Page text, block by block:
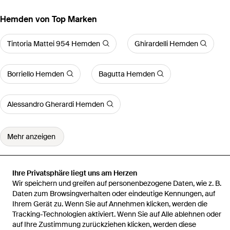
Ihre Privatsphäre liegt uns am Herzen
Wir speichern und greifen auf personenbezogene Daten, wie z. B.
Daten zum Browsingverhalten oder eindeutige Kennungen, auf
Ihrem Gerät zu. Wenn Sie auf Annehmen klicken, werden die
Tracking-Technologien aktiviert. Wenn Sie auf Alle ablehnen oder
auf Ihre Zustimmung zurückziehen klicken, werden diese
Hemden von Top Marken
Tintoria Mattei 954 Hemden Ghirardelli Hemden
Borriello Hemden Bagutta Hemden
Alessandro Gherardi Hemden
Mehr anzeigen
Startseite Herren Hemden BASTONCINO Hemden
Gabardina
Stretch